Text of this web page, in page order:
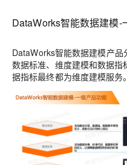
DataWorks智能数据建模-
DataWorks智能数据建模产品
数据标准、维度建模和数据
据指标最终都为维度建模服务。